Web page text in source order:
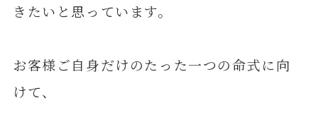
きたいと思っています。
お客様ご自身だけのたった一つの命式に向
けて、